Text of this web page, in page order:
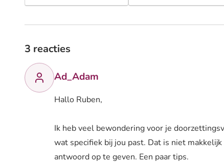
3 reacties
Ad_Adam
Hallo Ruben,
Ik heb veel bewondering voor je
wat specifiek bij jou past. Dat is niet
antwoord op te geven. Een paar tips.